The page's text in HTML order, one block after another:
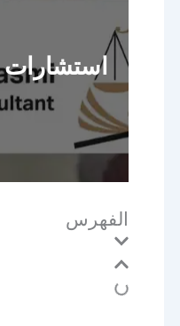
استشارات
الفهرس